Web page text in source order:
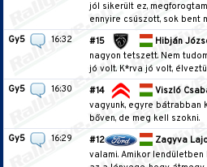
jól sikerült ez,
ennyire csúszott, sok bent
Gy5
16:32 #15 Hibján
nagyon tetszett. Nem
jó volt. K*rva jó volt,
Gy5
16:30 #14 Viszló
vagyunk, egyre bátrabban
bőven, de meg kell szokni.
Gy5
16:29 #12 Zagyva
valami. Amikor